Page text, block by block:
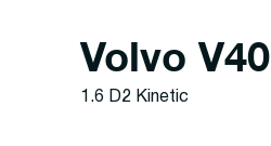
Volvo V40
1.6 D2 Kinetic